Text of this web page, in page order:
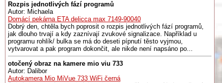
Rozpis jednotlivých fází programů
Autor: Michaela
Domácí pekárna ETA delicca max 7149-90040
Dobrý den, chtěla bych poprosit o rozpis jednotlivých fází programů,
jak dlouho trvají a kdy zaznívají zvukové signalizace. Například u
programu rohlík/ bulka se má do deseti pípnutí těsto vyjmou,
vytvarovat a pak program dokončit, ale nikde není napsáno po...
otočený obraz na kamere mio viu 733
Autor: Dalibor
Autokamera Mio MiVue 733 WiFi černá